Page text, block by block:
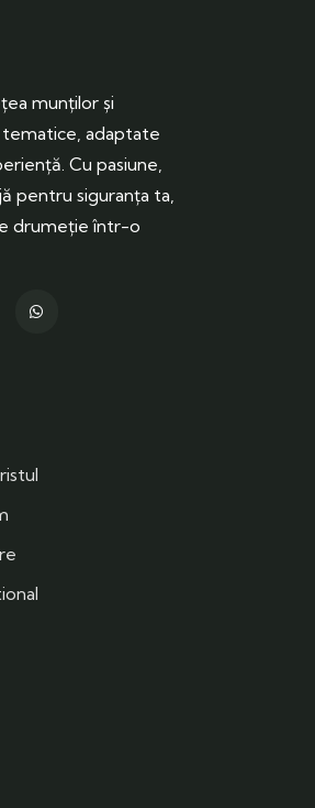
munților și
adaptate
Cu pasiune,
pentru siguranța ta,
drumeție într-o